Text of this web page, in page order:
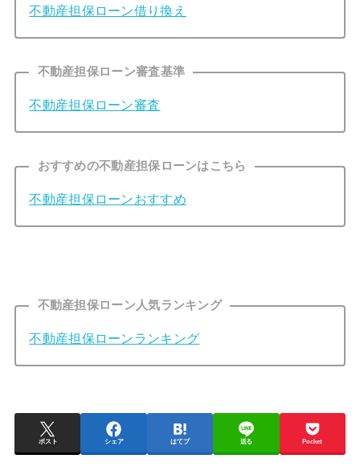
不動産担保ローン借り換え
不動産担保ローン審査基準
不動産担保ローン審査
おすすめの不動産担保ローンはこちら
不動産担保ローンおすすめ
不動産担保ローン人気ランキング
不動産担保ローンランキング
ポスト シェア はてブ 送る Pocket